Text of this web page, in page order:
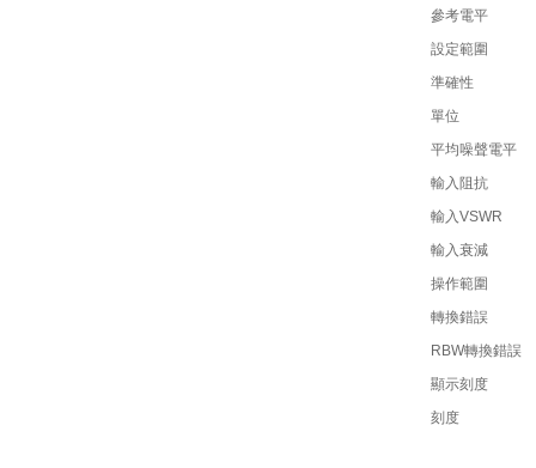
參考電平
設定範圍
準確性
單位
平均噪聲電平
輸入阻抗
輸入VSWR
輸入衰減
操作範圍
轉換錯誤
RBW轉換錯誤
顯示刻度
刻度